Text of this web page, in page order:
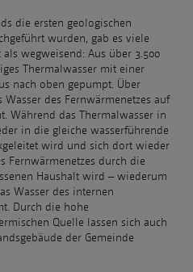
die ersten geologischen
wurden, gab es viele
wegweisend: Aus über 3.500
Thermalwasser mit einer
nach oben gepumpt. Über
des Fernwärmenetzes auf
Während das Thermalwasser in
in die gleiche wasserführende
wird und sich dort wieder
Fernwärmenetzes durch die
Haushalt wird – wiederum
Wasser des internen
Durch die hohe
Quelle lassen sich auch
der Gemeinde